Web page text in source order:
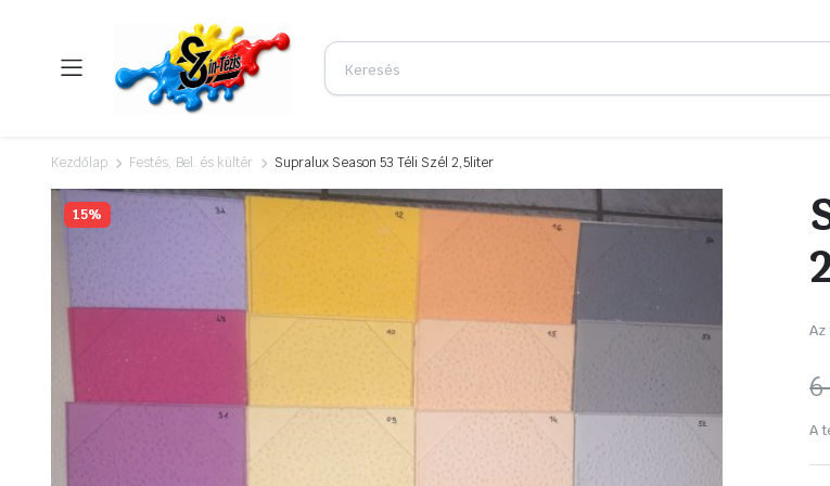
Kezdőlap Festés, Bel. és kültér Supralux Season 53 Téli Szél 2,5liter
15%
Az
A